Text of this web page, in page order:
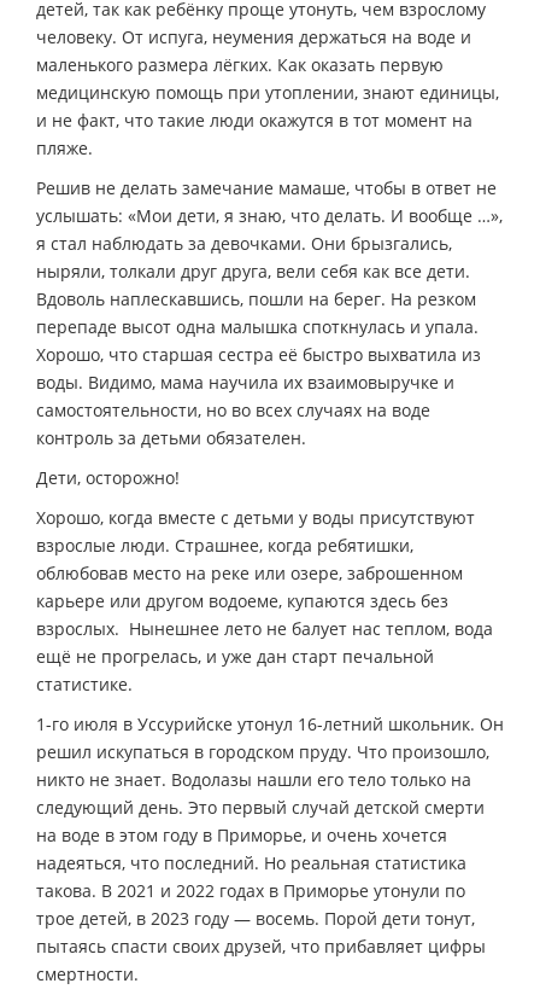
детей, так как ребёнку проще утонуть, чем взрослому
человеку. От испуга, неумения держаться на воде и
маленького размера лёгких. Как оказать первую
медицинскую помощь при утоплении, знают единицы,
и не факт, что такие люди окажутся в тот момент на
пляже.
Решив не делать замечание мамаше, чтобы в ответ не
услышать: «Мои дети, я знаю, что делать. И вообще …»,
я стал наблюдать за девочками. Они брызгались,
ныряли, толкали друг друга, вели себя как все дети.
Вдоволь наплескавшись, пошли на берег. На резком
перепаде высот одна малышка споткнулась и упала.
Хорошо, что старшая сестра её быстро выхватила из
воды. Видимо, мама научила их взаимовыручке и
самостоятельности, но во всех случаях на воде
контроль за детьми обязателен.
Дети, осторожно!
Хорошо, когда вместе с детьми у воды присутствуют
взрослые люди. Страшнее, когда ребятишки,
облюбовав место на реке или озере, заброшенном
карьере или другом водоеме, купаются здесь без
взрослых. Нынешнее лето не балует нас теплом, вода
ещё не прогрелась, и уже дан старт печальной
статистике.
1-го июля в Уссурийске утонул 16-летний школьник. Он
решил искупаться в городском пруду. Что произошло,
никто не знает. Водолазы нашли его тело только на
следующий день. Это первый случай детской смерти
на воде в этом году в Приморье, и очень хочется
надеяться, что последний. Но реальная статистика
такова. В 2021 и 2022 годах в Приморье утонули по
трое детей, в 2023 году — восемь. Порой дети тонут,
пытаясь спасти своих друзей, что прибавляет цифры
смертности.